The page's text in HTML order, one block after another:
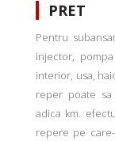
PRET
Pentru
injector,
interior, usa,
reper poate
adica km.
repere pe